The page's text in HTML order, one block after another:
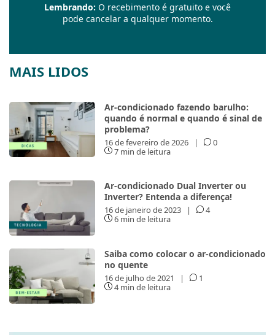
Lembrando: O recebimento é gratuito e você
pode cancelar a qualquer momento.
MAIS LIDOS
Ar-condicionado fazendo barulho:
quando é normal e quando é sinal de
problema?
16 de fevereiro de 2026 |
0
7 min de leitura
Ar-condicionado Dual Inverter ou
Inverter? Entenda a diferença!
16 de janeiro de 2023 |
4
6 min de leitura
Saiba como colocar o ar-condicionado
no quente
16 de julho de 2021 |
1
4 min de leitura